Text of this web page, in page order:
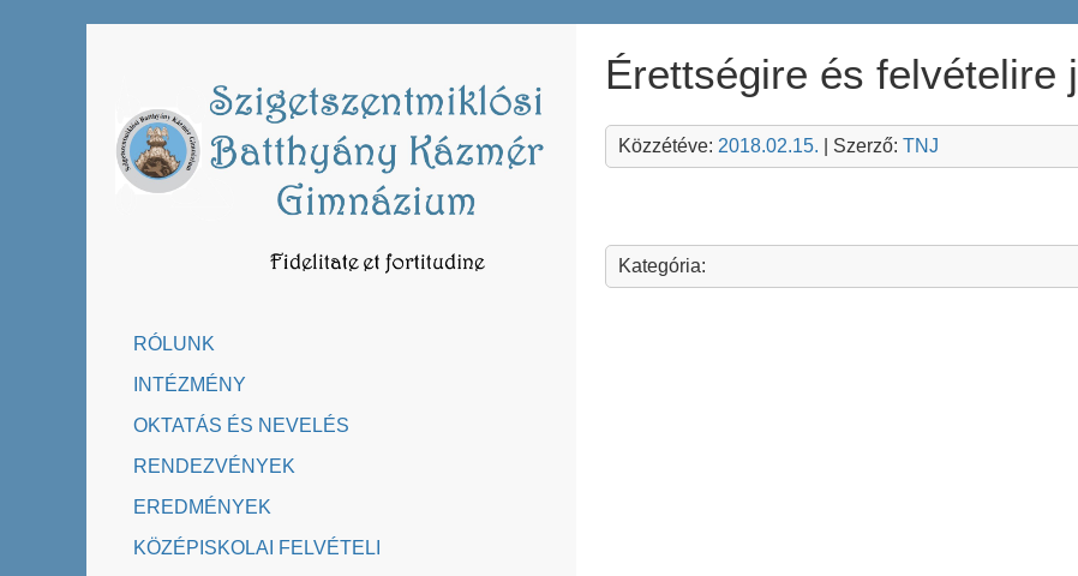
RÓLUNK
INTÉZMÉNY
OKTATÁS ÉS NEVELÉS
RENDEZVÉNYEK
EREDMÉNYEK
KÖZÉPISKOLAI FELVÉTELI
Érettségire és felvételire
Közzétéve: 2018.02.15. | Szerző: TNJ
Kategória: